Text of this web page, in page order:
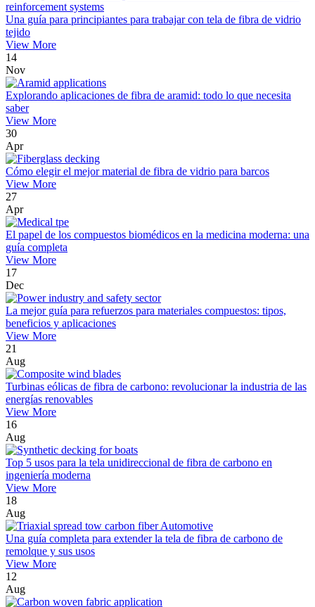
Una guía para principiantes para trabajar con tela de fibra de vidrio
tejido
View More
14
Nov
Explorando aplicaciones de fibra de aramid: todo lo que necesita
saber
View More
30
Apr
Cómo elegir el mejor material de fibra de vidrio para barcos
View More
27
Apr
El papel de los compuestos biomédicos en la medicina moderna: una
guía completa
View More
17
Dec
La mejor guía para refuerzos para materiales compuestos: tipos,
beneficios y aplicaciones
View More
21
Aug
Turbinas eólicas de fibra de carbono: revolucionar la industria de las
energías renovables
View More
16
Aug
Top 5 usos para la tela unidireccional de fibra de carbono en
ingeniería moderna
View More
18
Aug
Una guía completa para extender la tela de fibra de carbono de
remolque y sus usos
View More
12
Aug